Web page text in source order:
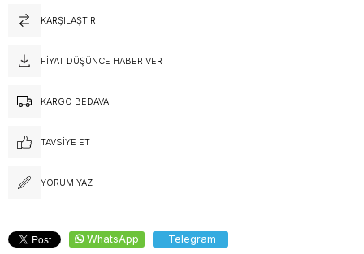
KARŞILAŞTIR
FIYAT DÜŞÜNCE HABER VER
KARGO BEDAVA
TAVSIYE ET
YORUM YAZ
WhatsApp Telegram